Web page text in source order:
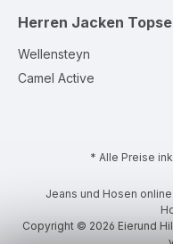
Herren Jacken
Wellensteyn
Camel Active
* Alle Preise
Jeans und Hosen
Copyright © 2026 Eierund